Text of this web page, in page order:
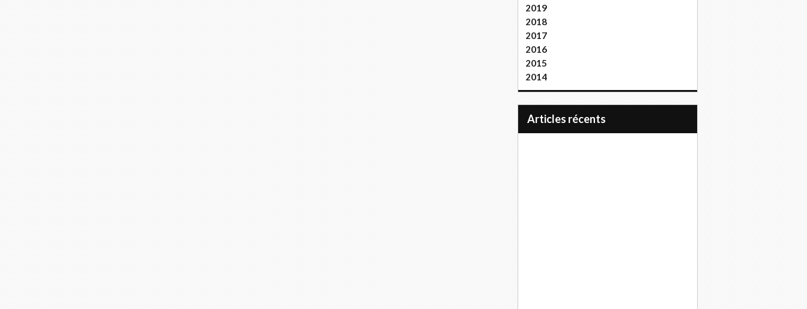
2019
2018
2017
2016
2015
2014
articles récents